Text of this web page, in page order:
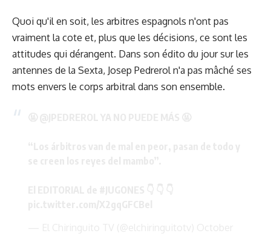
Quoi qu'il en soit, les arbitres espagnols n'ont pas
vraiment la cote et, plus que les décisions, ce sont les
attitudes qui dérangent. Dans son édito du jour sur les
antennes de la Sexta, Josep Pedrerol n'a pas mâché ses
mots envers le corps arbitral dans son ensemble.